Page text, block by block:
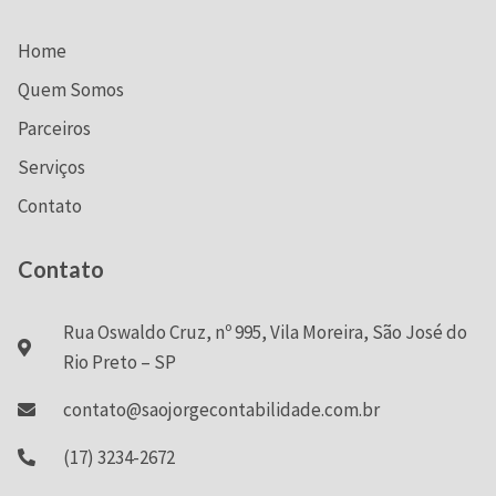
Home
Quem Somos
Parceiros
Serviços
Contato
Contato
Rua Oswaldo Cruz, nº 995, Vila Moreira, São José do
Rio Preto – SP
contato@saojorgecontabilidade.com.br
(17) 3234-2672